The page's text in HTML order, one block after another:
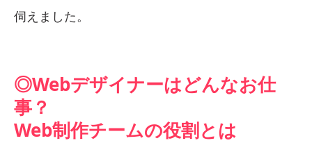
伺えました。
◎Webデザイナーはどんなお仕
事？
Web制作チームの役割とは